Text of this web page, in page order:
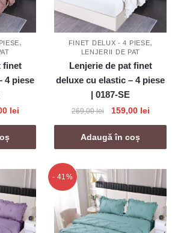
,
finet
4 piese
leiPrețul
curent
159,00 lei.
FINET DELUX - 4 PIESE,
LENJERII DE PAT
Lenjerie de pat finet
deluxe cu elastic – 4 piese
| 0187-SE
269,00lei
Prețul
inițial
a
fost:
159,00 leiPrețul
curent
159,00
Adaugă în coș
- 41%